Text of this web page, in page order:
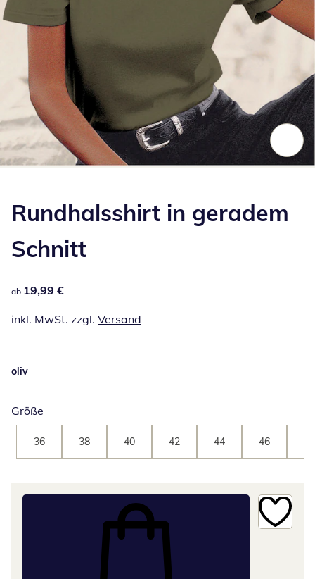
Rundhalsshirt in geradem
Schnitt
19,99 €
ab 19,99 €
inkl. MwSt. zzgl. Versand
oliv
Größe
36 38 40 42 44 46